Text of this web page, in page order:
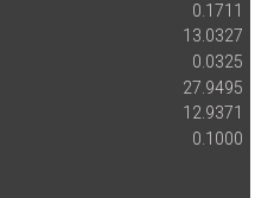
0.1711
13.0327
0.0325
27.9495
12.9371
0.1000